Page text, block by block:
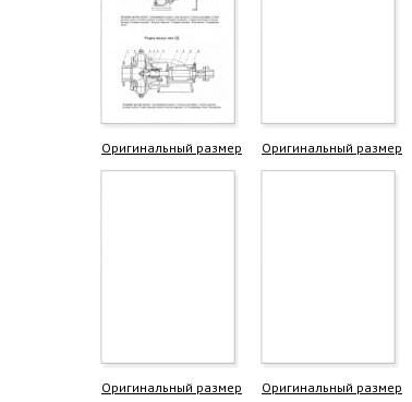
Оригинальный размер Оригинальный размер
Оригинальный размер Оригинальный размер